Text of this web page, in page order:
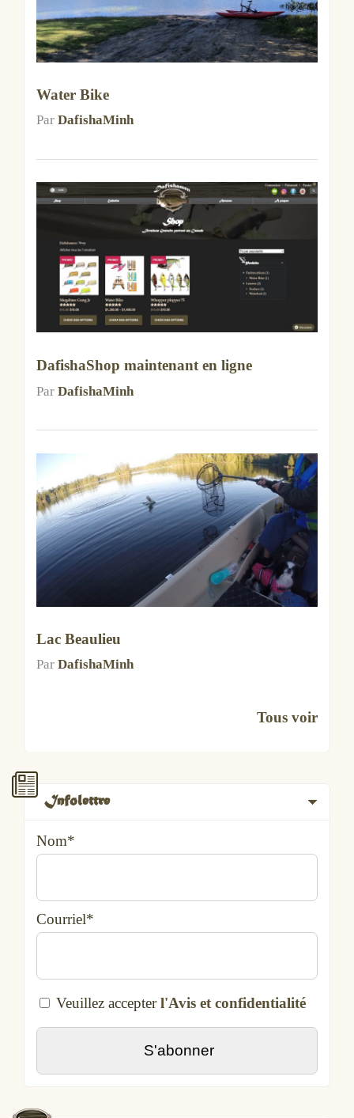
Water Bike
Par DafishaMinh
DafishaShop maintenant en ligne
Par DafishaMinh
Lac Beaulieu
Par DafishaMinh
Tous voir
Infolettre
Nom*
Courriel*
Veuillez accepterl'Avis et confidentialité